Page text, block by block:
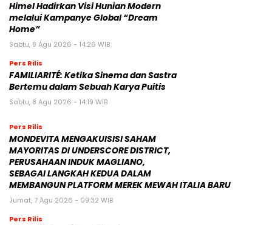
Himel Hadirkan Visi Hunian Modern
melalui Kampanye Global “Dream
Home”
Sabtu, 8 Agu 2026 - 14:26 WIB
Pers Rilis
FAMILIARITÉ: Ketika Sinema dan Sastra
Bertemu dalam Sebuah Karya Puitis
Sabtu, 8 Agu 2026 - 14:19 WIB
Pers Rilis
MONDEVITA MENGAKUISISI SAHAM
MAYORITAS DI UNDERSCORE DISTRICT,
PERUSAHAAN INDUK MAGLIANO,
SEBAGAI LANGKAH KEDUA DALAM
MEMBANGUN PLATFORM MEREK MEWAH ITALIA BARU
Jumat, 7 Agu 2026 - 09:32 WIB
Pers Rilis